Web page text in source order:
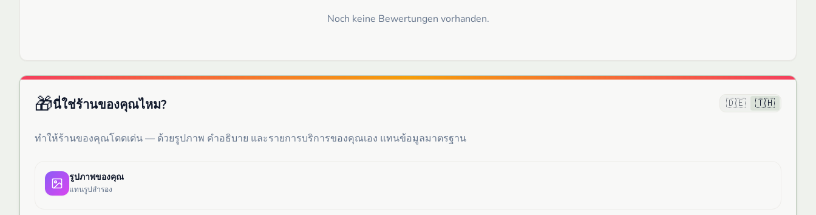
Noch keine Bewertungen vorhanden.
🎁นี่ใช่ร้านของคุณไหม? 🇩🇪 🇹🇭
ทำให้ร้านของคุณโดดเด่น — ด้วยรูปภาพ คำอธิบาย และรายการบริการของคุณเอง แทนข้อมูลมาตรฐาน
รูปภาพของคุณ
แทนรูปสำรอง